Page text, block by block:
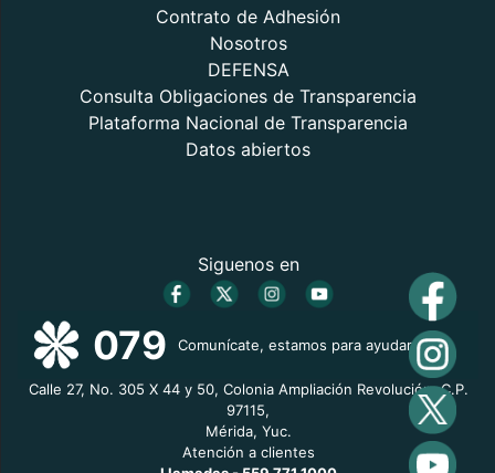
Contrato de Adhesión
Nosotros
DEFENSA
Consulta Obligaciones de Transparencia
Plataforma Nacional de Transparencia
Datos abiertos
Siguenos en
079 Comunícate, estamos para ayudarte
Calle 27, No. 305 X 44 y 50, Colonia Ampliación Revolución, C.P.
97115,
Mérida, Yuc.
Atención a clientes